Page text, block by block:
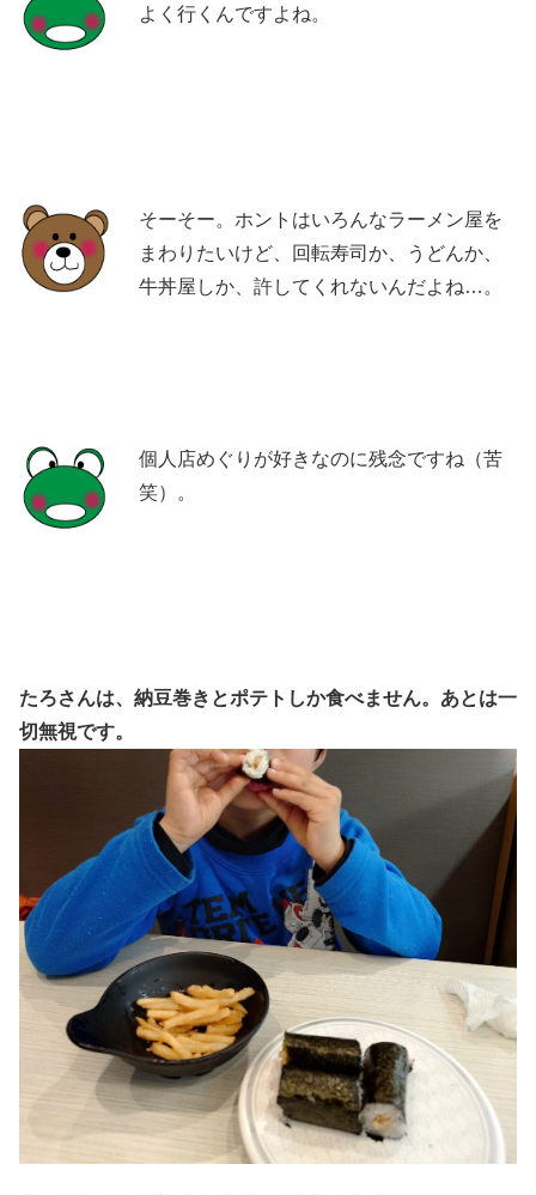
よく行くんですよね。
そーそー。ホントはいろんなラーメン屋を
まわりたいけど、回転寿司か、うどんか、
牛丼屋しか、許してくれないんだよね…。
個人店めぐりが好きなのに残念ですね（苦
笑）。
たろさんは、納豆巻きとポテトしか食べません。あとは一
切無視です。